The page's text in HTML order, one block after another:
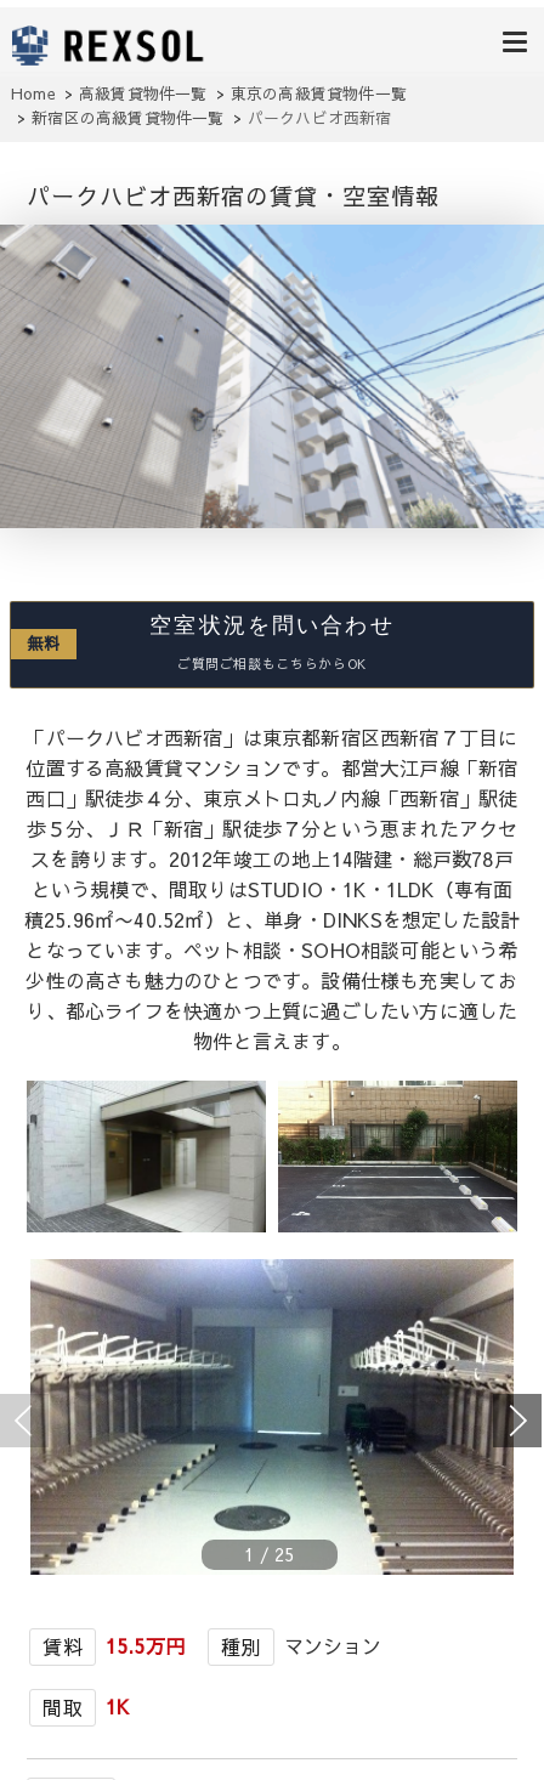
高級賃貸レク
ソル
Home 高級賃貸物件一覧
東京の高級賃貸物件一覧
新宿区の高級賃貸物件一覧 パークハビオ西新宿
パークハビオ西新宿の賃貸・空室情報
無料
空室状況を問い合わせ
ご質問ご相談もこちらからOK
「パークハビオ西新宿」は東京都新宿区西新宿７丁目に
位置する高級賃貸マンションです。都営大江戸線「新宿
西口」駅徒歩４分、東京メトロ丸ノ内線「西新宿」駅徒
歩５分、ＪＲ「新宿」駅徒歩７分という恵まれたアクセ
スを誇ります。2012年竣工の地上14階建・総戸数78戸
という規模で、間取りはSTUDIO・1K・1LDK（専有面
積25.96㎡〜40.52㎡）と、単身・DINKSを想定した設計
となっています。ペット相談・SOHO相談可能という希
少性の高さも魅力のひとつです。設備仕様も充実してお
り、都心ライフを快適かつ上質に過ごしたい方に適した
物件と言えます。
1 / 25
賃料 15.5万円 種別 マンション
間取 1K